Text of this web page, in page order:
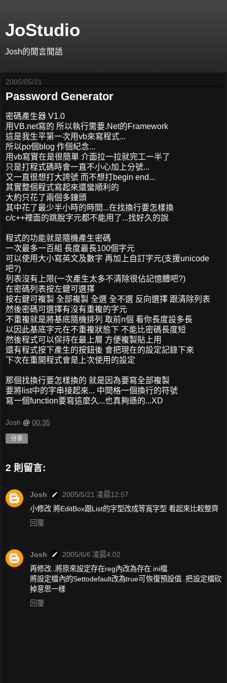
JoStudio
Josh的閒言閒語
2005/05/21
Password Generator
密碼產生器 V1.0
用VB.net寫的 所以執行需要.Net的Framework
這是我生平第一次用vb來寫程式...
所以po個blog 作個紀念...
用vb寫實在是很簡單 介面拉一拉就完工一半了
只是打程式碼時會一直不小心加上分號...
又一直很想打大誇號 而不想打begin end...
其實整個程式寫起來還蠻順利的
大約只花了兩個多鐘頭
其中花了最少半小時的時間...在找換行要怎樣換
c/c++裡面的跳脫字元都不能用了...找好久的說
程式的功能就是隨機產生密碼
一次最多一百組 長度最長100個字元
可以使用大小寫英文及數字 再加上自訂字元(支援unicode
吧?)
列表沒有上限(一次產生太多不清除很佔記憶體吧?)
在密碼列表按左鍵可選擇
按右鍵可複製 全部複製 全選 全不選 反向選擇 跟清除列表
然後密碼可選擇有沒有重複的字元
不重複就是將基底隨機排列 取前n個 看你長度設多長
以因此基底字元在不重複狀態下 不能比密碼長度短
然後程式可以保持在最上層 方便複製貼上用
還有程式按下產生的按鈕後 會把現在的設定記錄下來
下次在重開程式會是上次使用的設定
那個找換行要怎樣換的 就是因為要寫全部複製
要將list中的字串接起來... 中間格一個換行的符號
寫一個function要寫這麼久...也真夠遜的...XD
Josh @ 00:35
分享
2 則留言:
Josh
2005/5/21 凌晨12:57
小修改 將EditBox跟List的字型改成等寬字型 看起來比較整齊
回覆
Josh
2005/6/6 凌晨4:02
再修改..將原來設定存在reg內改為存在.ini檔
將設定檔內的Settodefault改為true可恢復預設值..把設定檔砍
掉意思一樣
回覆